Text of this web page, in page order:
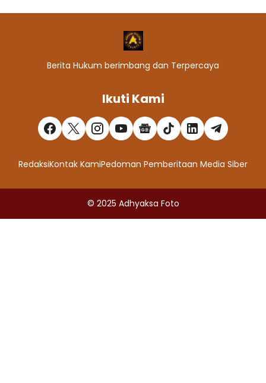
Berita Hukum berimbang dan Terpercaya
Ikuti Kami
RedaksiKontak KamiPedoman Pemberitaan Media Siber
© 2025 Adhyaksa Foto